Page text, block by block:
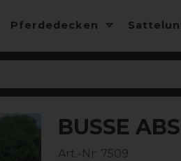
Pferdedecken
BUSSE
Art.-Nr: 7509